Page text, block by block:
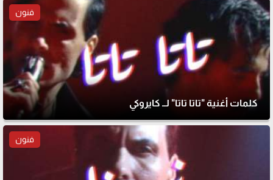
فنون
كلمات أغنية "تاتا تاتا" لــ كايروكي
فنون